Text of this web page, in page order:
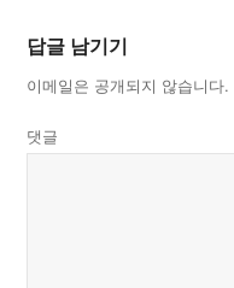
답글 남기기
이메일은 공개되지 않습니다.
댓글